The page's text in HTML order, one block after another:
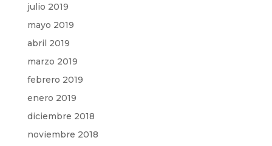
julio 2019
mayo 2019
abril 2019
marzo 2019
febrero 2019
enero 2019
diciembre 2018
noviembre 2018